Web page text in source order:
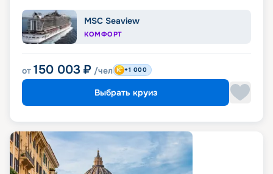
MSC Seaview
КОМФОРТ
от 150 003 ₽ /чел +1 000
Выбрать круиз